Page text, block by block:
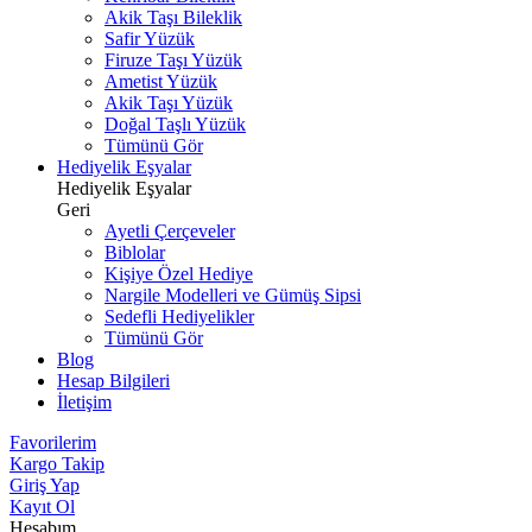
Akik Taşı Bileklik
Safir Yüzük
Firuze Taşı Yüzük
Ametist Yüzük
Akik Taşı Yüzük
Doğal Taşlı Yüzük
Tümünü Gör
Hediyelik Eşyalar
Hediyelik Eşyalar
Geri
Ayetli Çerçeveler
Biblolar
Kişiye Özel Hediye
Nargile Modelleri ve Gümüş Sipsi
Sedefli Hediyelikler
Tümünü Gör
Blog
Hesap Bilgileri
İletişim
Favorilerim
Kargo Takip
Giriş Yap
Kayıt Ol
Hesabım